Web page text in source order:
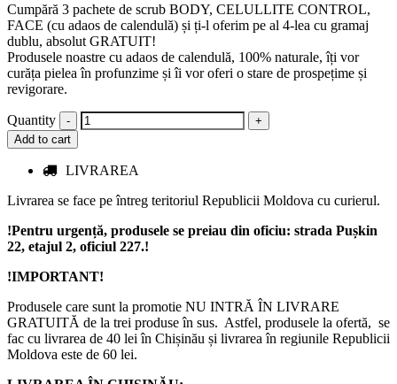
Cumpără 3 pachete de scrub BODY, CELULLITE CONTROL,
FACE (cu adaos de calendulă) și ți-l oferim pe al 4-lea cu gramaj
dublu, absolut GRATUIT!⁣
Produsele noastre cu adaos de calendulă, 100% naturale, îți vor
curăța pielea în profunzime și îi vor oferi o stare de prospețime și
revigorare. ⁣
Quantity
Add to cart
LIVRAREA
Livrarea se face pe întreg teritoriul Republicii Moldova cu curierul.
!Pentru urgență, produsele se preiau din oficiu: strada Pușkin
22, etajul 2, oficiul 227.!
!IMPORTANT!
Produsele care sunt la promotie NU INTRĂ ÎN LIVRARE
GRATUITĂ de la trei produse în sus. Astfel, produsele la ofertă, se
fac cu livrarea de 40 lei în Chișinău și livrarea în regiunile Republicii
Moldova este de 60 lei.